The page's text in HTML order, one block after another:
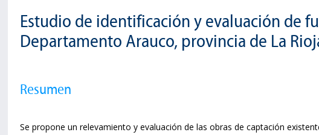
Estudio de identificación y evaluación de
Departamento Arauco, provincia de La
Resumen
Se propone un relevamiento y evaluación de las obras de captación